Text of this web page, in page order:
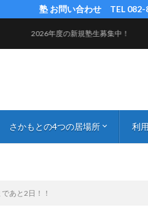
塾 お問い合わせ TEL
さかもとの4つの居場所 利
2026年度の新規塾生募集中！
あと2日！！